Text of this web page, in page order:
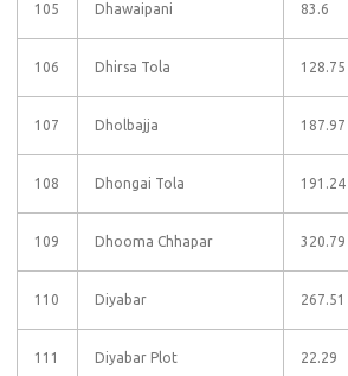
105 Dhawaipani 83.6
106 Dhirsa Tola 128.75
107 Dholbajja 187.97
108 Dhongai Tola 191.24
109 Dhooma Chhapar 320.79
110 Diyabar 267.51
111 Diyabar Plot 22.29